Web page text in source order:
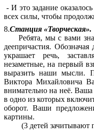
- И это задание
всех силы, чтобы
8.Станция «Творческая».
Ребята, мы с вами
деепричастия. Обозначая
украшает речь,
незаметные, на первый
выразить наши мысли.
Виктора Михайловича
внимательно на неё. Ваша
в одно из которых
оборот. Ваши
картины.
(3 детей зачитывают